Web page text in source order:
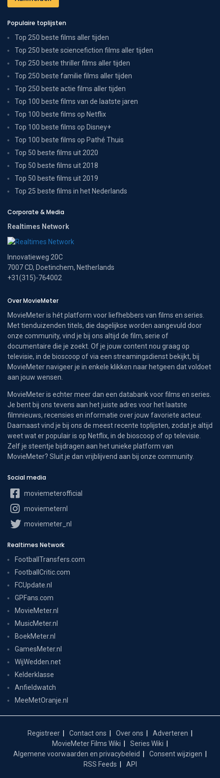
Populaire toplijsten
Top 250 beste films aller tijden
Top 250 beste sciencefiction films aller tijden
Top 250 beste thriller films aller tijden
Top 250 beste familie films aller tijden
Top 250 beste actie films aller tijden
Top 100 beste films van de laatste jaren
Top 100 beste films op Netflix
Top 100 beste films op Disney+
Top 100 beste films op Pathé Thuis
Top 50 beste films uit 2020
Top 50 beste films uit 2018
Top 50 beste films uit 2019
Top 25 beste films in het Nederlands
Corporate & Media
Realtimes Network
Innovatieweg 20C
7007 CD, Doetinchem, Netherlands
+31(315)-764002
Over MovieMeter
MovieMeter is hét platform voor liefhebbers van films en series.
Met tienduizenden titels, die dagelijkse worden aangevuld door
onze community, vind je bij ons altijd de film, serie of
documentaire die je zoekt. Of je jouw content nou graag op
televisie, in de bioscoop of via een streamingsdienst bekijkt, bij
MovieMeter navigeer je in enkele klikken naar hetgeen dat voldoet
aan jouw wensen.
MovieMeter is echter meer dan een databank voor films en series.
Je bent bij ons tevens aan het juiste adres voor het laatste
filmnieuws, recensies en informatie over jouw favoriete acteur.
Daarnaast vind je bij ons de meest recente toplijsten, zodat je altijd
weet wat er populair is op Netflix, in de bioscoop of op televisie.
Zelf je steentje bijdragen aan het unieke platform van
MovieMeter? Sluit je dan vrijblijvend aan bij onze community.
Social media
moviemeterofficial
moviemeternl
moviemeter_nl
Realtimes Network
FootballTransfers.com
FootballCritic.com
FCUpdate.nl
GPFans.com
MovieMeter.nl
MusicMeter.nl
BoekMeter.nl
GamesMeter.nl
WijWedden.net
Kelderklasse
Anfieldwatch
MeeMetOranje.nl
Registreer Contact ons Over ons
Adverteren
MovieMeter Films Wiki
Series Wiki
Algemene voorwaarden en privacybeleid
Consent wijzigen
RSS Feeds
API